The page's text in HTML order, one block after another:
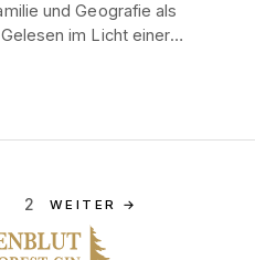
und Geografie als
im Licht einer
und deren
2 WEITER →